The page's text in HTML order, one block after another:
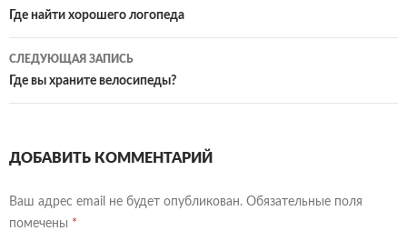
по
записям
Где найти хорошего логопеда
СЛЕДУЮЩАЯ ЗАПИСЬ
Где вы храните велосипеды?
ДОБАВИТЬ КОММЕНТАРИЙ
Ваш адрес email не будет опубликован. Обязательные поля
помечены *